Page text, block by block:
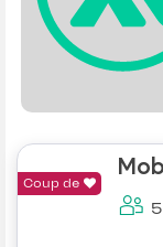
Coup de